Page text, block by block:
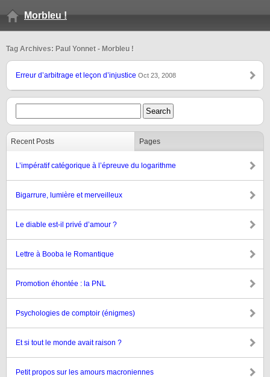
Morbleu !
Tag Archives: Paul Yonnet - Morbleu !
Erreur d’arbitrage et leçon d’injustice Oct 23, 2008
Recent Posts Pages
L’impératif catégorique à l’épreuve du logarithme
Bigarrure, lumière et merveilleux
Le diable est-il privé d’amour ?
Lettre à Booba le Romantique
Promotion éhontée : la PNL
Psychologies de comptoir (énigmes)
Et si tout le monde avait raison ?
Petit propos sur les amours macroniennes